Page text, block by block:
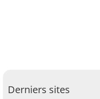
Derniers sites